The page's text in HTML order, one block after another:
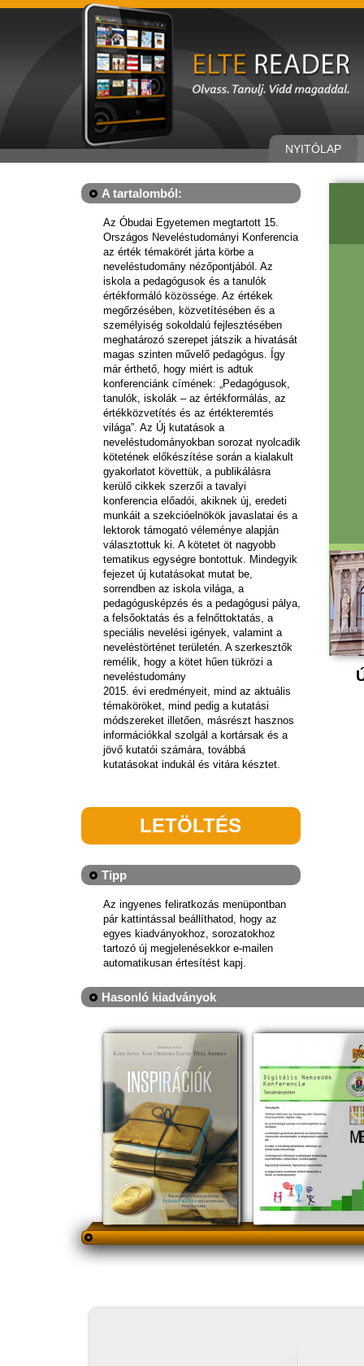
NYITÓLAP
A tartalomból:
Az Óbudai Egyetemen megtartott 15.
Országos Neveléstudományi Konferencia
az érték témakörét járta körbe a
neveléstudomány nézőpontjából. Az
iskola a pedagógusok és a tanulók
értékformáló közössége. Az értékek
megőrzésében, közvetítésében és a
személyiség sokoldalú fejlesztésében
meghatározó szerepet játszik a hivatását
magas szinten művelő pedagógus. Így
már érthető, hogy miért is adtuk
konferenciánk címének: „Pedagógusok,
tanulók, iskolák – az értékformálás, az
értékközvetítés és az értékteremtés
világa”. Az Új kutatások a
neveléstudományokban sorozat nyolcadik
kötetének előkészítése során a kialakult
gyakorlatot követtük, a publikálásra
kerülő cikkek szerzői a tavalyi
konferencia előadói, akiknek új, eredeti
munkáit a szekcióelnökök javaslatai és a
lektorok támogató véleménye alapján
választottuk ki. A kötetet öt nagyobb
tematikus egységre bontottuk. Mindegyik
fejezet új kutatásokat mutat be,
sorrendben az iskola világa, a
pedagógusképzés és a pedagógusi pálya,
a felsőoktatás és a felnőttoktatás, a
speciális nevelési igények, valamint a
neveléstörténet területén. A szerkesztők
remélik, hogy a kötet hűen tükrözi a
neveléstudomány
2015. évi eredményeit, mind az aktuális
témaköröket, mind pedig a kutatási
módszereket illetően, másrészt hasznos
információkkal szolgál a kortársak és a
jövő kutatói számára, továbbá
kutatásokat indukál és vitára késztet.
LETÖLTÉS
Tipp
Az ingyenes feliratkozás menüpontban
pár kattintással beállíthatod, hogy az
egyes kiadványokhoz, sorozatokhoz
tartozó új megjelenésekkor e-mailen
automatikusan értesítést kapj.
Hasonló kiadványok